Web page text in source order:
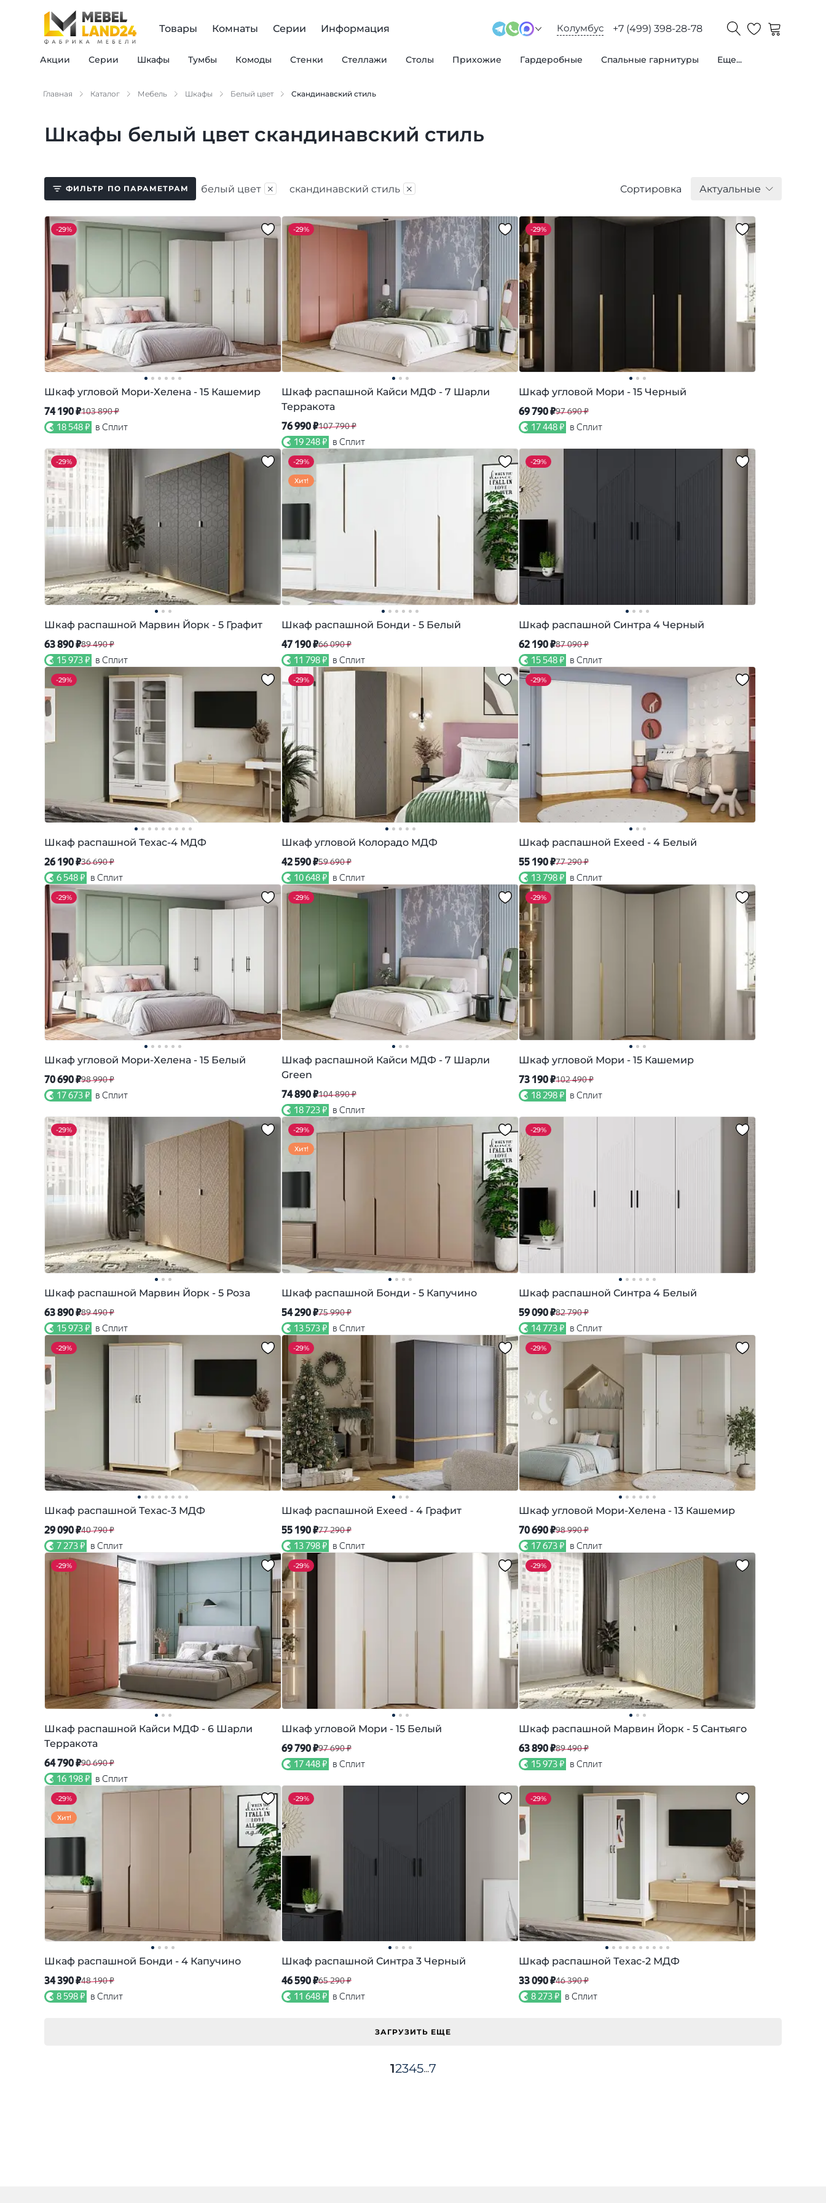
Товары
Акции Серии Шкафы Тумбы Комоды Стенки Стеллажи Столы Прихожие Гардеробные Спальные гарнитуры Еще...
Комнаты Серии Информация Колумбус +7 (499) 398-28-78
Главная Каталог Мебель Шкафы Белый цвет Скандинавский стиль
Шкафы белый цвет скандинавский стиль
ФИЛЬТР ПО ПАРАМЕТРАМ белый цвет × скандинавский стиль × Сортировка Актуальные
-29%
Шкаф угловой Мори-Хелена - 15 Кашемир
74 190 ₽103 890 ₽
18 548 ₽ в Сплит
-29%
Шкаф распашной Кайси МДФ - 7 Шарли
Терракота
76 990 ₽107 790 ₽
19 248 ₽ в Сплит
-29%
Шкаф угловой Мори - 15 Черный
69 790 ₽97 690 ₽
17 448 ₽ в Сплит
-29%
Шкаф распашной Марвин Йорк - 5 Графит
63 890 ₽89 490 ₽
15 973 ₽ в Сплит
-29%
Хит!
Шкаф распашной Бонди - 5 Белый
47 190 ₽66 090 ₽
11 798 ₽ в Сплит
-29%
Шкаф распашной Синтра 4 Черный
62 190 ₽87 090 ₽
15 548 ₽ в Сплит
-29%
Шкаф распашной Техас-4 МДФ
26 190 ₽36 690 ₽
6 548 ₽ в Сплит
-29%
Шкаф угловой Колорадо МДФ
42 590 ₽59 690 ₽
10 648 ₽ в Сплит
-29%
Шкаф распашной Exeed - 4 Белый
55 190 ₽77 290 ₽
13 798 ₽ в Сплит
-29%
Шкаф угловой Мори-Хелена - 15 Белый
70 690 ₽98 990 ₽
17 673 ₽ в Сплит
-29%
Шкаф распашной Кайси МДФ - 7 Шарли
Green
74 890 ₽104 890 ₽
18 723 ₽ в Сплит
-29%
Шкаф угловой Мори - 15 Кашемир
73 190 ₽102 490 ₽
18 298 ₽ в Сплит
-29%
Шкаф распашной Марвин Йорк - 5 Роза
63 890 ₽89 490 ₽
15 973 ₽ в Сплит
-29%
Хит!
Шкаф распашной Бонди - 5 Капучино
54 290 ₽75 990 ₽
13 573 ₽ в Сплит
-29%
Шкаф распашной Синтра 4 Белый
59 090 ₽82 790 ₽
14 773 ₽ в Сплит
-29%
Шкаф распашной Техас-3 МДФ
29 090 ₽40 790 ₽
7 273 ₽ в Сплит
-29%
Шкаф распашной Exeed - 4 Графит
55 190 ₽77 290 ₽
13 798 ₽ в Сплит
-29%
Шкаф угловой Мори-Хелена - 13 Кашемир
70 690 ₽98 990 ₽
17 673 ₽ в Сплит
-29%
Шкаф распашной Кайси МДФ - 6 Шарли
Терракота
64 790 ₽90 690 ₽
16 198 ₽ в Сплит
-29%
Шкаф угловой Мори - 15 Белый
69 790 ₽97 690 ₽
17 448 ₽ в Сплит
-29%
Шкаф распашной Марвин Йорк - 5 Сантьяго
63 890 ₽89 490 ₽
15 973 ₽ в Сплит
-29%
Хит!
Шкаф распашной Бонди - 4 Капучино
34 390 ₽48 190 ₽
8 598 ₽ в Сплит
-29%
Шкаф распашной Синтра 3 Черный
46 590 ₽65 290 ₽
11 648 ₽ в Сплит
-29%
Шкаф распашной Техас-2 МДФ
33 090 ₽46 390 ₽
8 273 ₽ в Сплит
ЗАГРУЗИТЬ ЕЩЕ
12345...7